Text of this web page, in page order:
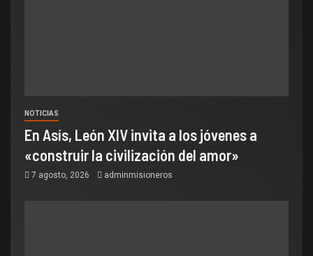
NOTICIAS
En Asís, León XIV invita a los jóvenes a
«construir la civilización del amor»
7 agosto, 2026 adminmisioneros